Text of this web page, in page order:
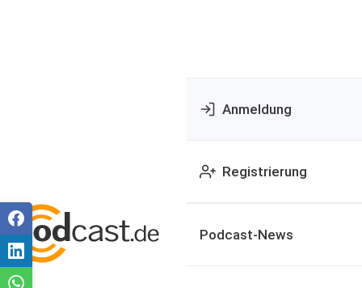
Anmeldung
Registrierung
Podcast-News